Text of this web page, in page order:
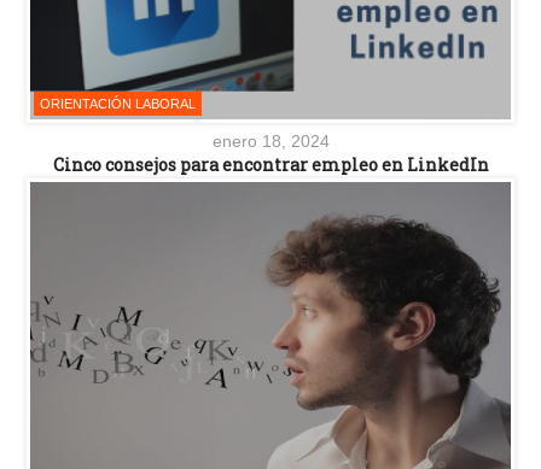
ORIENTACIÓN LABORAL
enero 18, 2024
Cinco consejos para encontrar empleo en LinkedIn